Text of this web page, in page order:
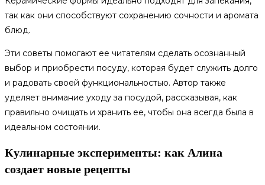
так как они способствуют сохранению сочности и аромата
блюд.
Эти советы помогают ее читателям сделать осознанный
выбор и приобрести посуду, которая будет служить долго
и радовать своей функциональностью. Автор также
уделяет внимание уходу за посудой, рассказывая, как
правильно очищать и хранить ее, чтобы она всегда была в
идеальном состоянии.
Кулинарные эксперименты: как Алина
создает новые рецепты